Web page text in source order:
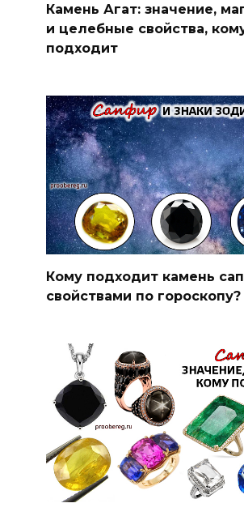
Камень Агат: значение,
и целебные свойства,
подходит
Кому подходит камень
свойствами по гороскопу?